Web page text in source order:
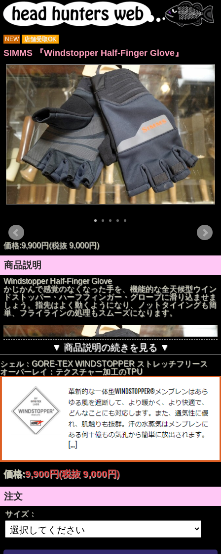
NEW 店舗受取OK
SIMMS 『Windstopper Half-Finger Glove』
価格:9,900円(税抜 9,000円)
商品説明
Windstopper Half-Finger Glove
かじかんで感覚のなくなった手を、機能的な全天候型ウイン
ドストッパー・ハーフフィンガー・グローブに滑り込ませま
しょう。指先はよく動くようになり、ノットタイイングも簡
単、フライラインの処理もスムーズになります。
●暖かく、耐水性と耐風性に優れた素材、GORE-TEX
WINDSTOPPER ストレッチフリース。
●細かな作業に向くハーフフィンガー・デザイン。
▼ 商品説明の続きを見る ▼
シェル：GORE-TEX WINDSTOPPER ストレッチフリース
オーバーレイ：テクスチャー加工のTPU
価格:9,900円(税抜 9,000円)
注文
サイズ：